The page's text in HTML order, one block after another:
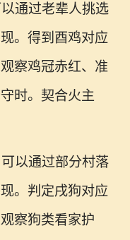
通过老辈人挑选
。得到酉鸡对应
察鸡冠赤红、准
时。契合火主
以通过部分村落
。判定戌狗对应
察狗类看家护